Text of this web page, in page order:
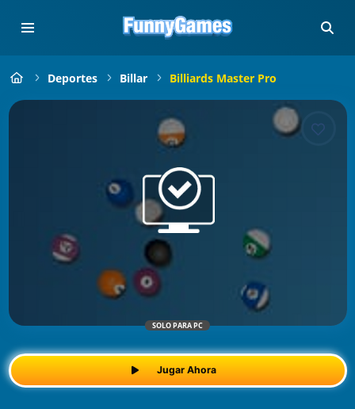
Deportes Billar Billiards Master Pro
SOLO PARA PC
Jugar Ahora